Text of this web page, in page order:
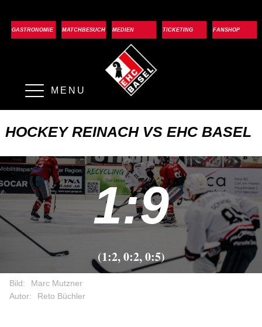
GASTRONOMIE MATCHBESUCH MEDIEN TICKETING FANSHOP
MENU
HOCKEY REINACH VS EHC BASEL
1:9
(1:2, 0:2, 0:5)
Bild:
Marc Mutzner
Autor:
Reto Büchler